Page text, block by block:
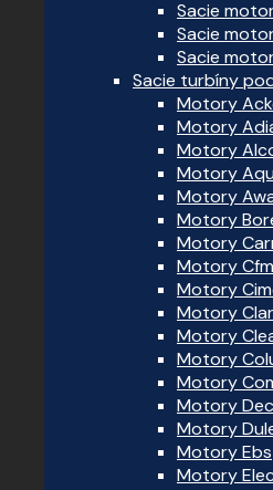
Sacie
Sacie
Sacie
Sacie turbíny
Motory
Motory
Motory
Motory
Motory
Motory
Motory
Motory Cfm
Motory
Motory
Motory
Motory
Motory
Motory Dec
Motory
Motory Ebs
Motory